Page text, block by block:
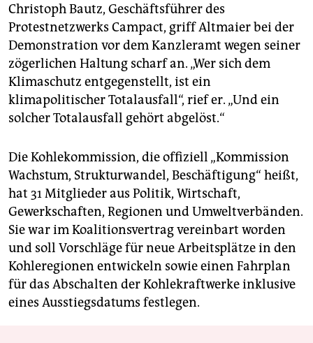
Christoph Bautz, Geschäftsführer des
Protestnetzwerks Campact, griff Altmaier bei der
Demonstration vor dem Kanzleramt wegen seiner
zögerlichen Haltung scharf an. „Wer sich dem
Klimaschutz entgegenstellt, ist ein
klimapolitischer Totalausfall“, rief er. „Und ein
solcher Totalausfall gehört abgelöst.“
Die Kohlekommission, die offiziell „Kommission
Wachstum, Strukturwandel, Beschäftigung“ heißt,
hat 31 Mitglieder aus Politik, Wirtschaft,
Gewerkschaften, Regionen und Umweltverbänden.
Sie war im Koalitionsvertrag vereinbart worden
und soll Vorschläge für neue Arbeitsplätze in den
Kohleregionen entwickeln sowie einen Fahrplan
für das Abschalten der Kohlekraftwerke inklusive
eines Ausstiegsdatums festlegen.